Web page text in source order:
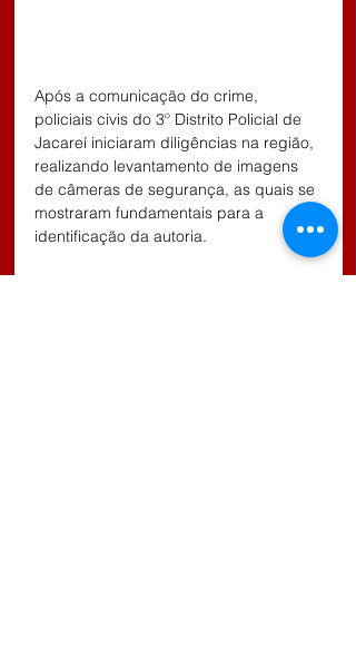
Após a comunicação do crime,
policiais civis do 3º Distrito Policial de
Jacareí iniciaram diligências na região,
realizando levantamento de imagens
de câmeras de segurança, as quais se
mostraram fundamentais para a
identificação da autoria.